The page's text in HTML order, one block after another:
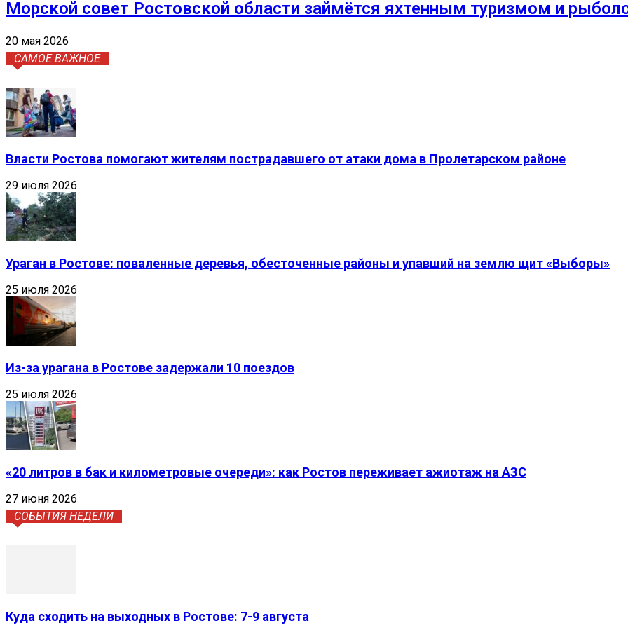
Морской совет Ростовской области займётся яхтенным туризмом и
20 мая 2026
САМОЕ ВАЖНОЕ
Власти Ростова помогают жителям пострадавшего от атаки дома в Пролетарском районе
29 июля 2026
Ураган в Ростове: поваленные деревья, обесточенные районы и упавший на землю щит «Выборы»
25 июля 2026
Из-за урагана в Ростове задержали 10 поездов
25 июля 2026
«20 литров в бак и километровые очереди»: как Ростов переживает ажиотаж на АЗС
27 июня 2026
СОБЫТИЯ НЕДЕЛИ
Куда сходить на выходных в Ростове: 7-9 августа